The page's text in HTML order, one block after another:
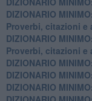
​DIZIONARIO
Proverbi, citazioni e
DIZIONARIO
​Proverbi, citazioni e
DIZIONARIO
DIZIONARIO
DIZIONARIO